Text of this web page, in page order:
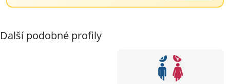
Další podobné profily